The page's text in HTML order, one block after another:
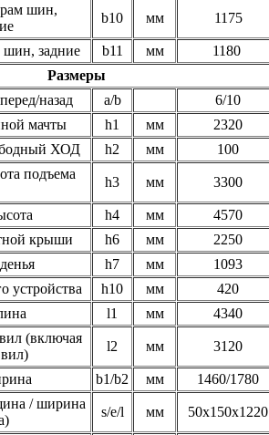
шин,
b10 мм 1175
шин, задние b11 мм
1180
Размеры
назад
a/b
6/10
мачты
h1 мм
2320
ХОД
h2 мм
100
подъема
h3 мм 3300
h4 мм
4570
крыши
h6 мм
2250
h7 мм
1093
устройства
h10 мм
420
l1 мм
4340
(включая
l2 мм 3120
b1/b2 мм
1460/1780
/ ширина
s/e/l мм 50x150x1220